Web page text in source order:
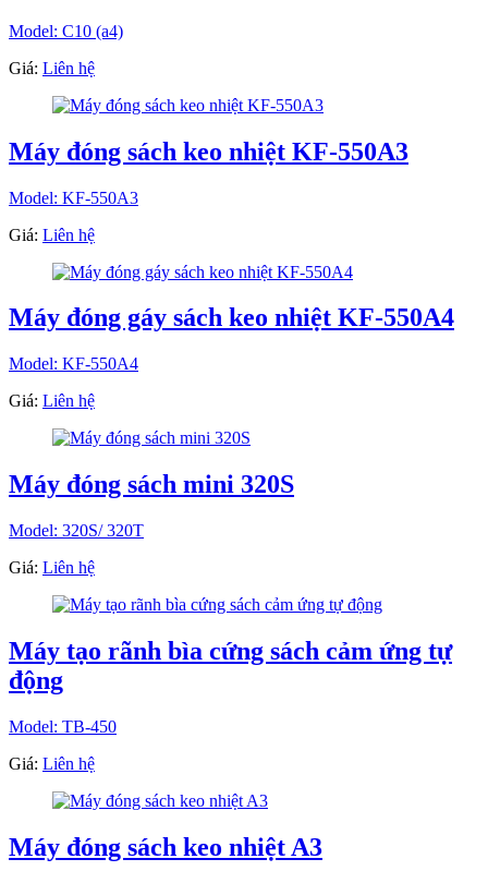
Model: C10 (a4)
Giá: Liên hệ
Máy đóng sách keo nhiệt KF-550A3
Model: KF-550A3
Giá: Liên hệ
Máy đóng gáy sách keo nhiệt KF-550A4
Model: KF-550A4
Giá: Liên hệ
Máy đóng sách mini 320S
Model: 320S/ 320T
Giá: Liên hệ
Máy tạo rãnh bìa cứng sách cảm ứng tự
động
Model: TB-450
Giá: Liên hệ
Máy đóng sách keo nhiệt A3